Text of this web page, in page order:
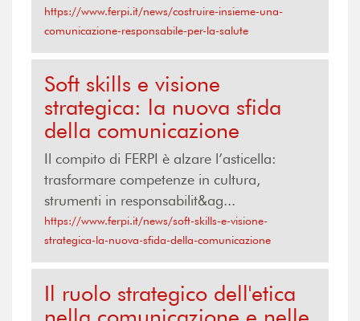
https://www.ferpi.it/news/costruire-insieme-una-
comunicazione-responsabile-per-la-salute
Soft skills e visione
strategica: la nuova sfida
della comunicazione
Il compito di FERPI è alzare l’asticella:
trasformare competenze in cultura,
strumenti in responsabilit&ag...
https://www.ferpi.it/news/soft-skills-e-visione-
strategica-la-nuova-sfida-della-comunicazione
Il ruolo strategico dell'etica